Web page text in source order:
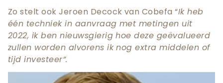
Zo stelt ook Jeroen Decock van Cobefa “Ik heb
één techniek in aanvraag met metingen uit
2022, ik ben nieuwsgierig hoe deze geëvalueerd
zullen worden alvorens ik nog extra middelen of
tijd investeer”.